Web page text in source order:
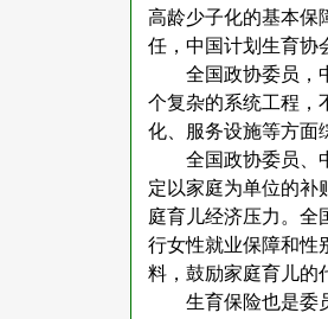
高龄少子化的基本保
任，中国计划生育协
全国政协委员，
个复杂的系统工程，
化、服务设施等方面
全国政协委员、
定以家庭为单位的补
庭育儿经济压力。全
行女性就业保障和性
料，鼓励家庭育儿的
生育保险也是委